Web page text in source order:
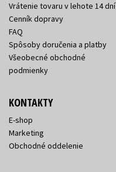
Vrátenie tovaru v lehote 14 dní
Cenník dopravy
FAQ
Spôsoby doručenia a platby
Všeobecné obchodné
podmienky
KONTAKTY
E-shop
Marketing
Obchodné oddelenie